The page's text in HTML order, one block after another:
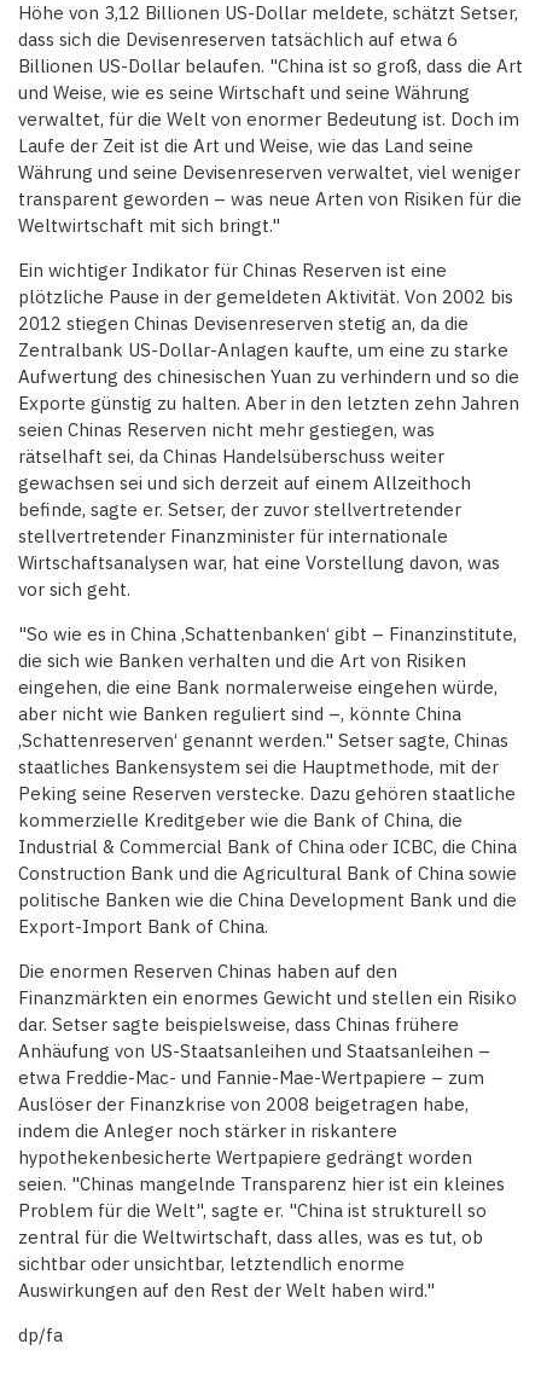
Höhe von 3,12 Billionen US-Dollar meldete, schätzt Setser,
dass sich die Devisenreserven tatsächlich auf etwa 6
Billionen US-Dollar belaufen. "China ist so groß, dass die Art
und Weise, wie es seine Wirtschaft und seine Währung
verwaltet, für die Welt von enormer Bedeutung ist. Doch im
Laufe der Zeit ist die Art und Weise, wie das Land seine
Währung und seine Devisenreserven verwaltet, viel weniger
transparent geworden – was neue Arten von Risiken für die
Weltwirtschaft mit sich bringt."
Ein wichtiger Indikator für Chinas Reserven ist eine
plötzliche Pause in der gemeldeten Aktivität. Von 2002 bis
2012 stiegen Chinas Devisenreserven stetig an, da die
Zentralbank US-Dollar-Anlagen kaufte, um eine zu starke
Aufwertung des chinesischen Yuan zu verhindern und so die
Exporte günstig zu halten. Aber in den letzten zehn Jahren
seien Chinas Reserven nicht mehr gestiegen, was
rätselhaft sei, da Chinas Handelsüberschuss weiter
gewachsen sei und sich derzeit auf einem Allzeithoch
befinde, sagte er. Setser, der zuvor stellvertretender
stellvertretender Finanzminister für internationale
Wirtschaftsanalysen war, hat eine Vorstellung davon, was
vor sich geht.
"So wie es in China ‚Schattenbanken‘ gibt – Finanzinstitute,
die sich wie Banken verhalten und die Art von Risiken
eingehen, die eine Bank normalerweise eingehen würde,
aber nicht wie Banken reguliert sind –, könnte China
‚Schattenreserven‘ genannt werden." Setser sagte, Chinas
staatliches Bankensystem sei die Hauptmethode, mit der
Peking seine Reserven verstecke. Dazu gehören staatliche
kommerzielle Kreditgeber wie die Bank of China, die
Industrial & Commercial Bank of China oder ICBC, die China
Construction Bank und die Agricultural Bank of China sowie
politische Banken wie die China Development Bank und die
Export-Import Bank of China.
Die enormen Reserven Chinas haben auf den
Finanzmärkten ein enormes Gewicht und stellen ein Risiko
dar. Setser sagte beispielsweise, dass Chinas frühere
Anhäufung von US-Staatsanleihen und Staatsanleihen –
etwa Freddie-Mac- und Fannie-Mae-Wertpapiere – zum
Auslöser der Finanzkrise von 2008 beigetragen habe,
indem die Anleger noch stärker in riskantere
hypothekenbesicherte Wertpapiere gedrängt worden
seien. "Chinas mangelnde Transparenz hier ist ein kleines
Problem für die Welt", sagte er. "China ist strukturell so
zentral für die Weltwirtschaft, dass alles, was es tut, ob
sichtbar oder unsichtbar, letztendlich enorme
Auswirkungen auf den Rest der Welt haben wird."
dp/fa